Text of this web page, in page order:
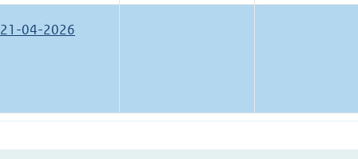
21-04-2026